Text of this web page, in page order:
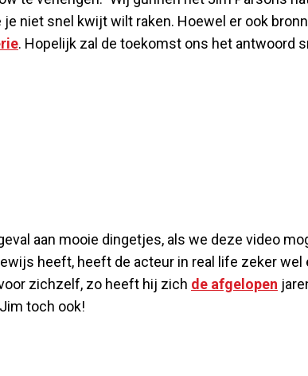
niet snel kwijt wilt raken. Hoewel er ook
. Hopelijk zal de toekomst ons het antwoord
aan mooie dingetjes, als we deze video
heeft, heeft de acteur in real life zeker
zichzelf, zo heeft hij zich de afgelopen
toch ook!